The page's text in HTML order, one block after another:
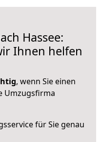
Hassee:
Ihnen helfen
, wenn Sie einen
Umzugsfirma
für Sie genau